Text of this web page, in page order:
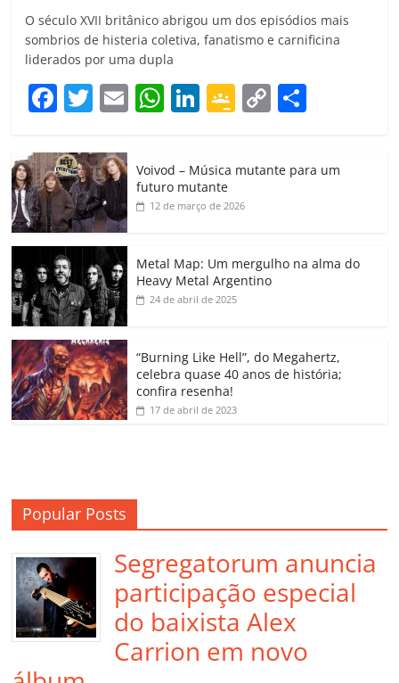
O século XVII britânico abrigou um dos episódios mais
sombrios de histeria coletiva, fanatismo e carnificina
liderados por uma dupla
F
c
e
b
o
o
k
T
itt
er
E
ai
W
at
s
A
p
Li
k
e
dI
G
gl
e
a
ss
o
m
C
y
k
p
h
Voivod – Música mutante para um
futuro mutante
12 de março de 2026
Metal Map: Um mergulho na alma do
Heavy Metal Argentino
24 de abril de 2025
“Burning Like Hell”, do Megahertz,
celebra quase 40 anos de história;
confira resenha!
17 de abril de 2023
Popular Posts
Segregatorum anuncia
participação especial
do baixista Alex
Carrion em novo